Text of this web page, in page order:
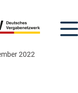
2022